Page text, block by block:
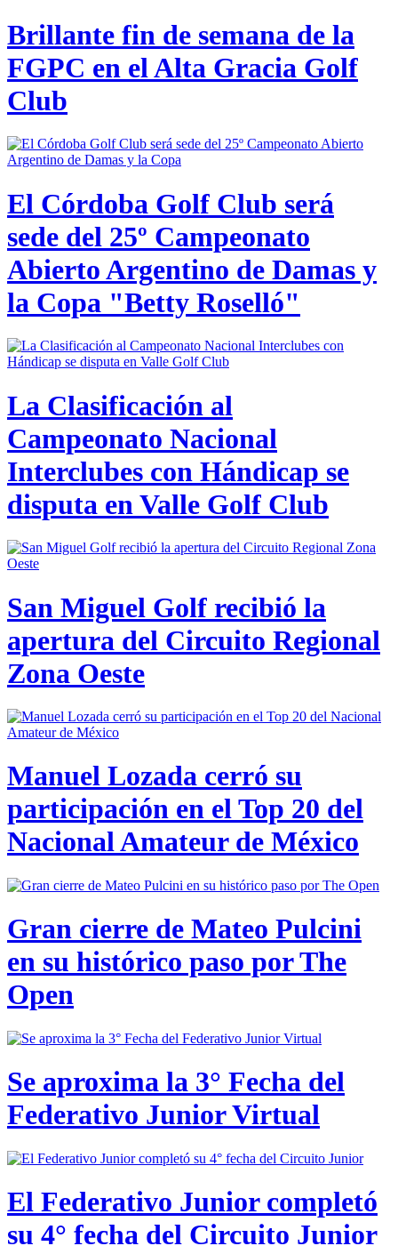
Brillante fin de semana de la
FGPC en el Alta Gracia Golf
Club
El Córdoba Golf Club será
sede del 25º Campeonato
Abierto Argentino de Damas y
la Copa "Betty Roselló"
La Clasificación al
Campeonato Nacional
Interclubes con Hándicap se
disputa en Valle Golf Club
San Miguel Golf recibió la
apertura del Circuito Regional
Zona Oeste
Manuel Lozada cerró su
participación en el Top 20 del
Nacional Amateur de México
Gran cierre de Mateo Pulcini
en su histórico paso por The
Open
Se aproxima la 3° Fecha del
Federativo Junior Virtual
El Federativo Junior completó
su 4° fecha del Circuito Junior